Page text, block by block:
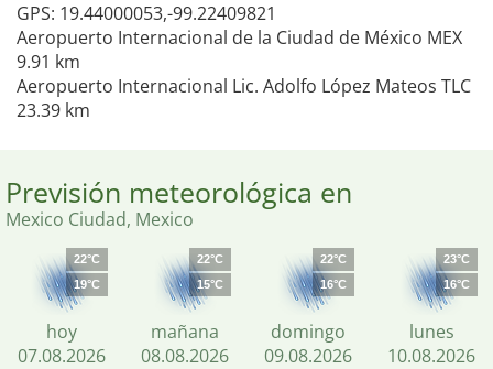
GPS: 19.44000053,-99.22409821
Aeropuerto Internacional de la Ciudad de México MEX
9.91 km
Aeropuerto Internacional Lic. Adolfo López Mateos TLC
23.39 km
Previsión meteorológica en
Mexico Ciudad, Mexico
22°C
19°C
hoy
07.08.2026
22°C
15°C
mañana
08.08.2026
22°C
16°C
domingo
09.08.2026
23°C
16°C
lunes
10.08.2026